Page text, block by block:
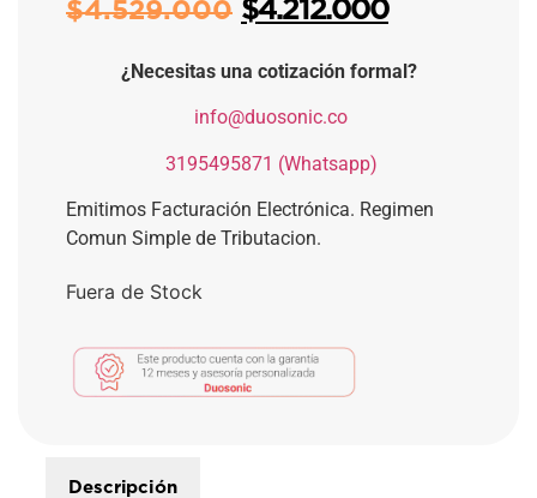
$4.529.000 $4.212.000
¿Necesitas una cotización formal?
info@duosonic.co
3195495871 (Whatsapp)
Emitimos Facturación Electrónica. Regimen
Comun Simple de Tributacion.
Fuera de Stock
Descripción